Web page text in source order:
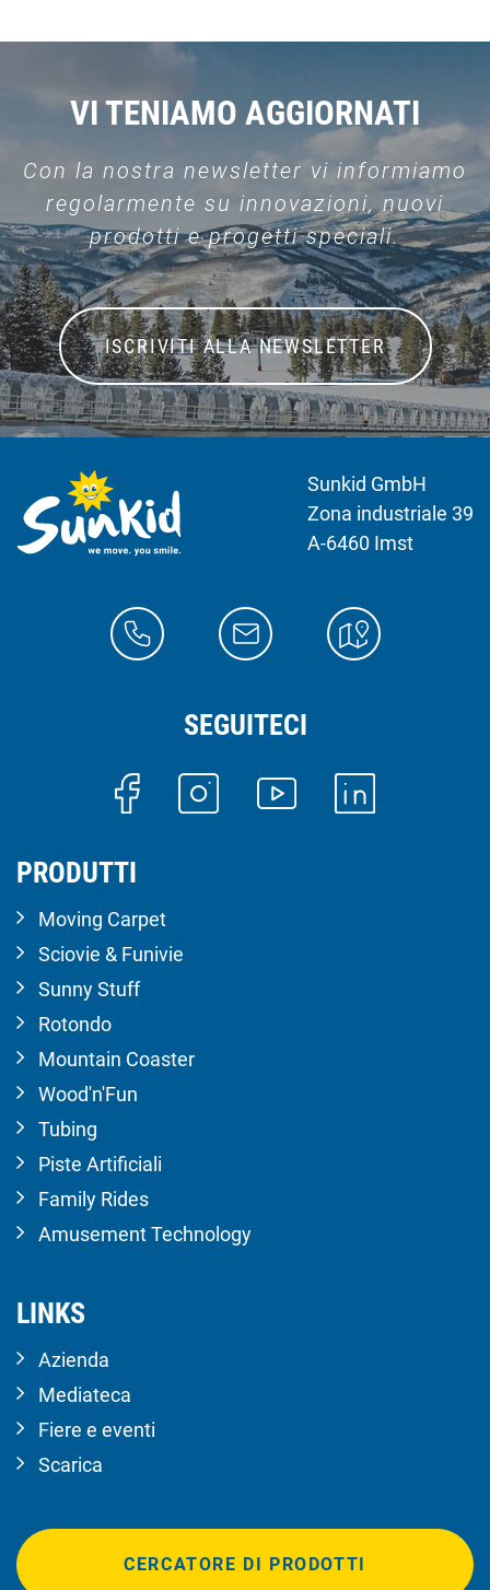
VI TENIAMO AGGIORNATI
Con la nostra newsletter vi informiamo
regolarmente su innovazioni, nuovi
prodotti e progetti speciali.
ISCRIVITI ALLA NEWSLETTER
Sunkid GmbH
Zona industriale 39
A-6460 Imst
SEGUITECI
PRODUTTI
Moving Carpet
Sciovie & Funivie
Sunny Stuff
Rotondo
Mountain Coaster
Wood'n'Fun
Tubing
Piste Artificiali
Family Rides
Amusement Technology
LINKS
Azienda
Mediateca
Fiere e eventi
Scarica
CERCATORE DI PRODOTTI